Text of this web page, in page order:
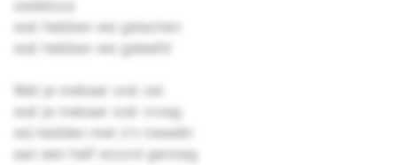
zedeloos
wat hebben we gelachen
wat hebben we geleefd
Wat je mekaar ook zei
wat je mekaar ook vroeg
wij hadden met z'n tweeën
aan een half woord genoeg